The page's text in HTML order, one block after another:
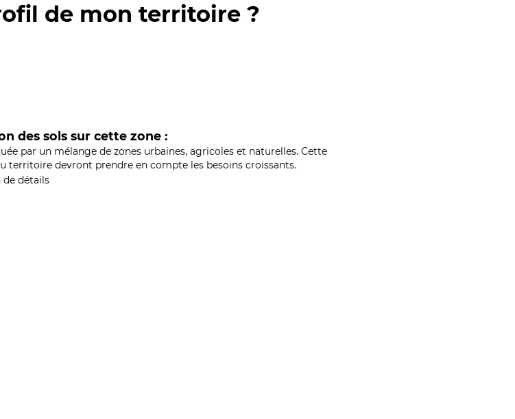
de mon territoire ?
des sols sur cette zone :
par un mélange de zones urbaines, agricoles et naturelles. Cette
devront prendre en compte les besoins croissants.
de détails